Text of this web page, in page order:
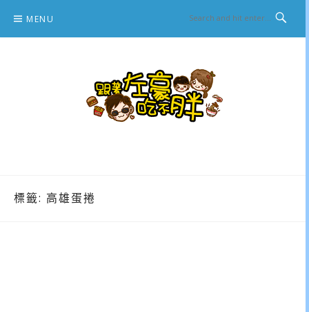
content
MENU
標籤: 高雄蛋捲